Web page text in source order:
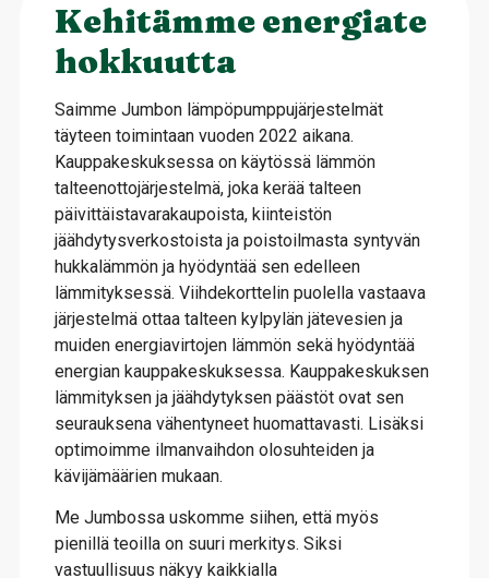
Kehitämme energiate
hokkuutta
Saimme Jumbon lämpöpumppujärjestelmät
täyteen toimintaan vuoden 2022 aikana.
Kauppakeskuksessa on käytössä lämmön
talteenottojärjestelmä, joka kerää talteen
päivittäistavarakaupoista, kiinteistön
jäähdytysverkostoista ja poistoilmasta syntyvän
hukkalämmön ja hyödyntää sen edelleen
lämmityksessä. Viihdekorttelin puolella vastaava
järjestelmä ottaa talteen kylpylän jätevesien ja
muiden energiavirtojen lämmön sekä hyödyntää
energian kauppakeskuksessa. Kauppakeskuksen
lämmityksen ja jäähdytyksen päästöt ovat sen
seurauksena vähentyneet huomattavasti. Lisäksi
optimoimme ilmanvaihdon olosuhteiden ja
kävijämäärien mukaan.
Me Jumbossa uskomme siihen, että myös
pienillä teoilla on suuri merkitys. Siksi
vastuullisuus näkyy kaikkialla